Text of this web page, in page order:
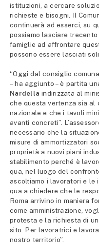
istituzioni, a cercare
richieste e bisogni. Il
continuerà ad esserci, su
possiamo lasciare
famiglie ad affrontare
possono essere lasciati
“Oggi dal consiglio
– ha aggiunto – è partita
Nardella indirizzata al
che questa vertenza sia al
nazionale e che i tavoli
avanti concreti”.
necessario che la
misure di ammortizzatori
proprietà a nuovi piani
stabilimento perché è
qua, nel luogo del
ascoltiamo i lavoratori e le
qua a chiedere che le
Roma arrivino in maniera
come amministrazione,
protesta e la richiesta di
sito. Per lavoratrici e
nostro territorio”.